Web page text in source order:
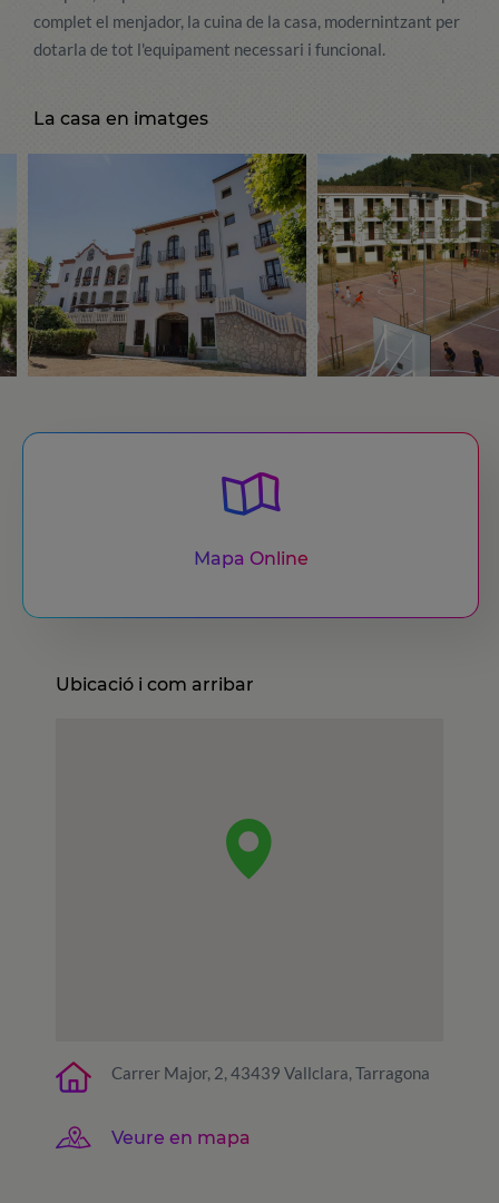
complet el menjador, la cuina de la casa, modernintzant per
dotarla de tot l'equipament necessari i funcional.
La casa en imatges
Mapa Online
Ubicació i com arribar
Carrer Major, 2, 43439 Vallclara, Tarragona
Veure en mapa